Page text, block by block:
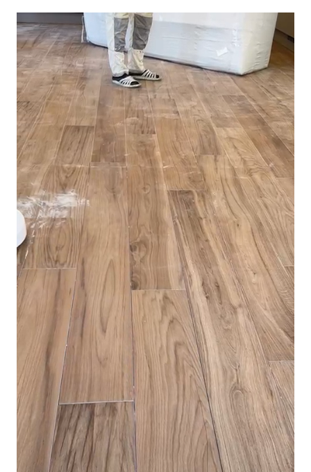
На этом видео, мы усложнили задачу: после
уборки укрывного материала весь оставшийся
мусор с плитки аккуратно сгребли прямо на его
путь. Но наш электронный труженик, промолчал,
как настоящий подсобник, и продолжил уборку,
будто так и было задумано. Видимо, у роботов
тоже есть своя гордость — они не сдаются, даже
когда их троллят